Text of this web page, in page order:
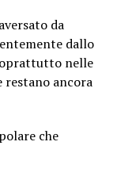
da
dallo
nelle
restano ancora
che